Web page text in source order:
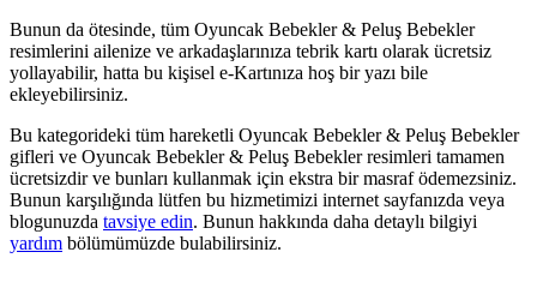
Bunun da ötesinde, tüm Oyuncak Bebekler & Peluş Bebekler
resimlerini ailenize ve arkadaşlarınıza tebrik kartı olarak ücretsiz
yollayabilir, hatta bu kişisel e-Kartınıza hoş bir yazı bile
ekleyebilirsiniz.
Bu kategorideki tüm hareketli Oyuncak Bebekler & Peluş Bebekler
gifleri ve Oyuncak Bebekler & Peluş Bebekler resimleri tamamen
ücretsizdir ve bunları kullanmak için ekstra bir masraf ödemezsiniz.
Bunun karşılığında lütfen bu hizmetimizi internet sayfanızda veya
blogunuzda tavsiye edin. Bunun hakkında daha detaylı bilgiyi
yardım bölümümüzde bulabilirsiniz.